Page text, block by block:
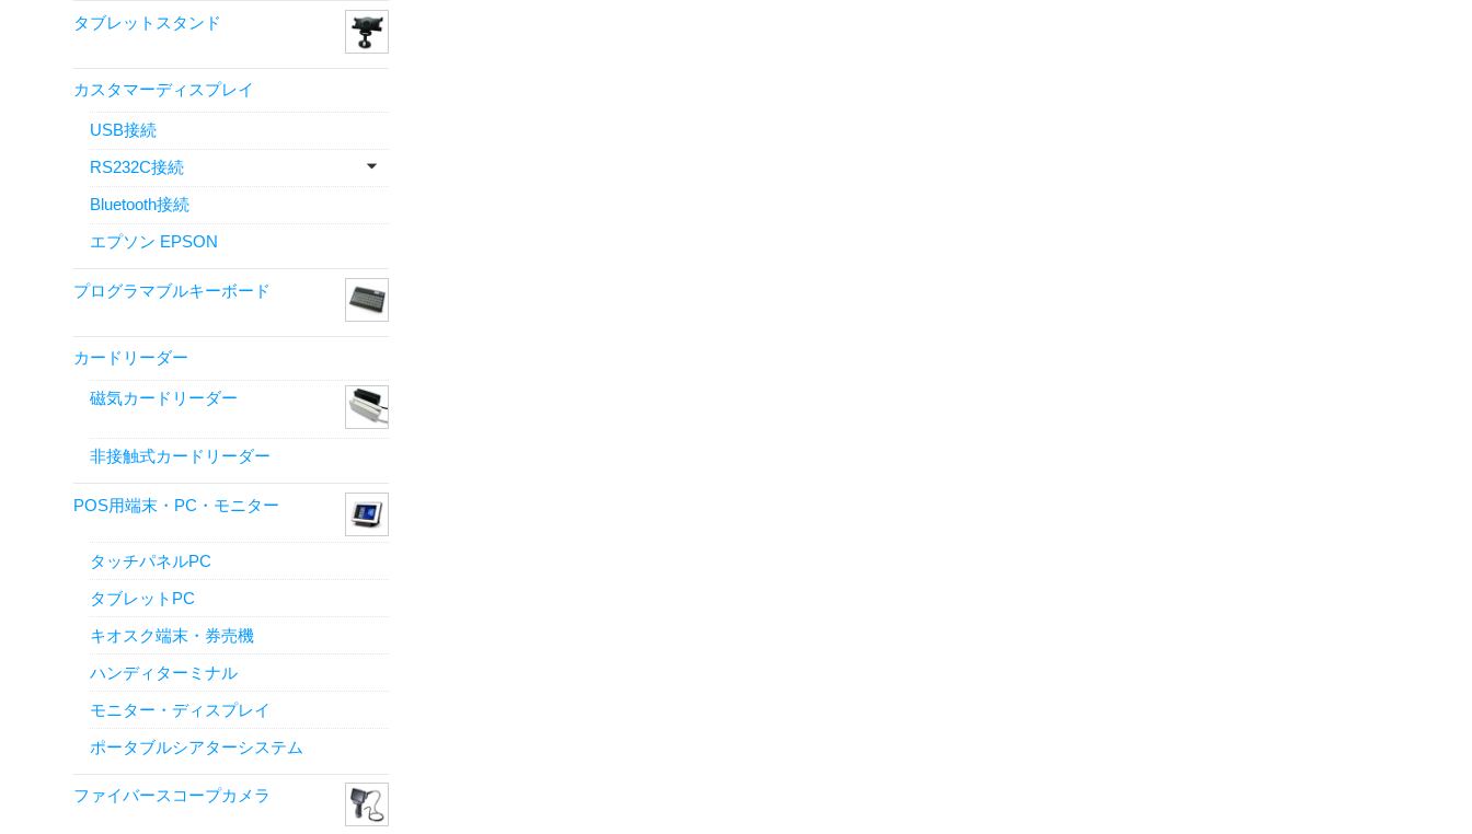
タブレットスタンド
カスタマーディスプレイ
USB接続
RS232C接続
Bluetooth接続
エプソン EPSON
プログラマブルキーボード
カードリーダー
磁気カードリーダー
非接触式カードリーダー
POS用端末・PC・モニター
タッチパネルPC
タブレットPC
キオスク端末・券売機
ハンディターミナル
モニター・ディスプレイ
ポータブルシアターシステム
ファイバースコープカメラ